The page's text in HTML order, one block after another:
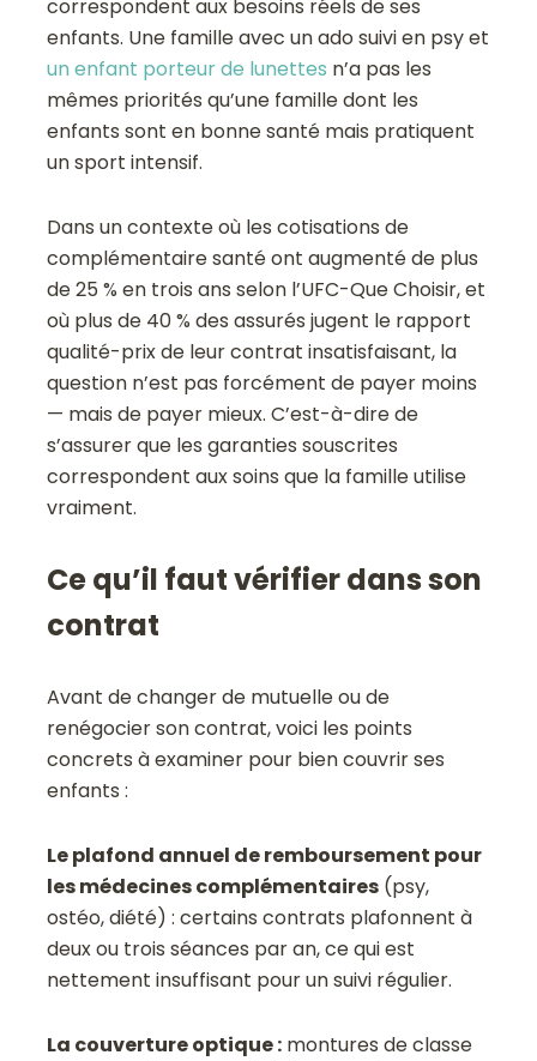
correspondent aux besoins réels de ses
enfants. Une famille avec un ado suivi en psy et
un enfant porteur de lunettes n’a pas les
mêmes priorités qu’une famille dont les
enfants sont en bonne santé mais pratiquent
un sport intensif.
Dans un contexte où les cotisations de
complémentaire santé ont augmenté de plus
de 25 % en trois ans selon l’UFC-Que Choisir, et
où plus de 40 % des assurés jugent le rapport
qualité-prix de leur contrat insatisfaisant, la
question n’est pas forcément de payer moins
— mais de payer mieux. C’est-à-dire de
s’assurer que les garanties souscrites
correspondent aux soins que la famille utilise
vraiment.
Ce qu’il faut vérifier dans son
contrat
Avant de changer de mutuelle ou de
renégocier son contrat, voici les points
concrets à examiner pour bien couvrir ses
enfants :
Le plafond annuel de remboursement pour
les médecines complémentaires (psy,
ostéo, diété) : certains contrats plafonnent à
deux ou trois séances par an, ce qui est
nettement insuffisant pour un suivi régulier.
La couverture optique : montures de classe